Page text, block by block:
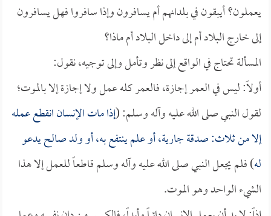
يعملون؟ أيبقون في بلدانهم أم يسافرون وإذا سافروا فهل يسافرون
إلى خارج البلاد أم إلى داخل البلاد أم ماذا؟
المسألة تحتاج في الواقع إلى نظر وتأمل وإلى توجيه، نقول:
أولاً: ليس في العمر إجازة، فالعمر كله عمل ولا إجازة إلا بالموت؛
لقول النبي صلى الله عليه وآله وسلم: (إذا مات الإنسان انقطع عمله
إلا من ثلاث: صدقة جارية، أو علم ينتفع به، أو ولد صالح يدعو
له) فلم يجعل النبي صلى الله عليه وآله وسلم قاطعاً للعمل إلا هذا
الشيء الواحد وهو الموت.